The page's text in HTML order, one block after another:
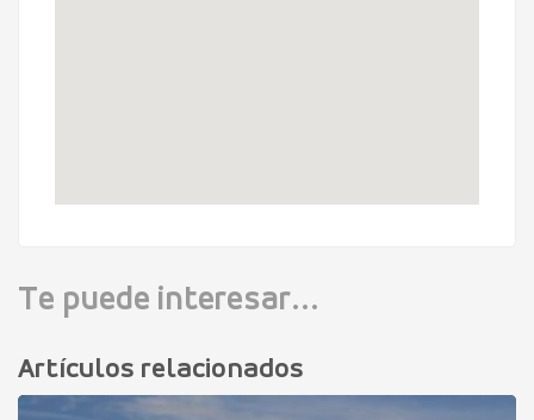
Te puede interesar...
Artículos relacionados